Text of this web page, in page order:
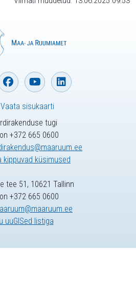
tugi
+372 665 0600
kippuvad küsimused
sisukaarti
tee 51, 10621 Tallinn
+372 665 0600
uuGISed listiga